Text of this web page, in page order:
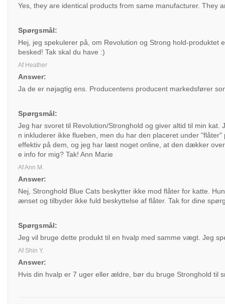
Yes, they are identical products from same manufacturer. They
Spørgsmål:
Hej, jeg spekulerer på, om Revolution og Strong hold-
besked! Tak skal du have :)
Af Heather
Answer:
Ja de er nøjagtig ens. Producentens producent markedsfører
Spørgsmål:
Jeg har svoret til Revolution/Stronghold og giver altid til min
n inkluderer ikke flueben, men du har den placeret under
effektiv på dem, og jeg har læst noget online, at den dækker
e info for mig? Tak! Ann Marie
Af Ann M.
Answer:
Nej, Stronghold Blue Cats beskytter ikke mod flåter for katte.
ænset og tilbyder ikke fuld beskyttelse af flåter. Tak for dine
Spørgsmål:
Jeg vil bruge dette produkt til en hvalp med samme vægt. Jeg
Af Shin Y.
Answer:
Hvis din hvalp er 7 uger eller ældre, bør du bruge Stronghold til